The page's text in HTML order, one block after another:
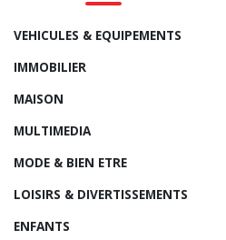
VEHICULES & EQUIPEMENTS
IMMOBILIER
MAISON
MULTIMEDIA
MODE & BIEN ETRE
LOISIRS & DIVERTISSEMENTS
ENFANTS